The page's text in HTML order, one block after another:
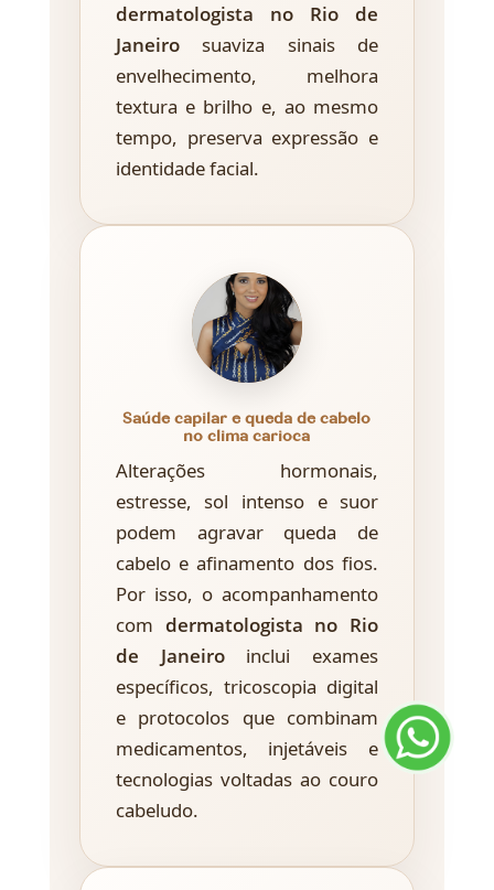
dermatologista no Rio de
Janeirosuaviza sinais de
envelhecimento, melhora
textura e brilho e, ao mesmo
tempo, preserva expressão e
identidade facial.
Saúde capilar e queda de cabelo
no clima carioca
Alterações hormonais,
estresse, sol intenso e suor
podem agravar queda de
cabelo e afinamento dos fios.
Por isso, o acompanhamento
com dermatologista no Rio
de Janeiroinclui exames
específicos, tricoscopia digital
e protocolos que combinam
medicamentos, injetáveis e
tecnologias voltadas ao couro
cabeludo.